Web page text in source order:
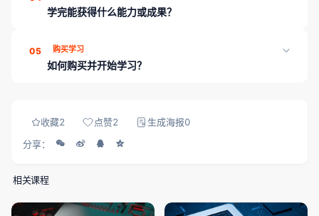
学完能获得什么能力或成果？
资料；学习进度云端同步。平台另提供章节测评、工程师工具箱与
就业内推，帮助能力可证、对接岗位。
05 购买学习
如何购买并开始学习？
收藏2 点赞2 生成海报0
分享：
相关课程
FPGA入门/初级 FPGA进阶/中级